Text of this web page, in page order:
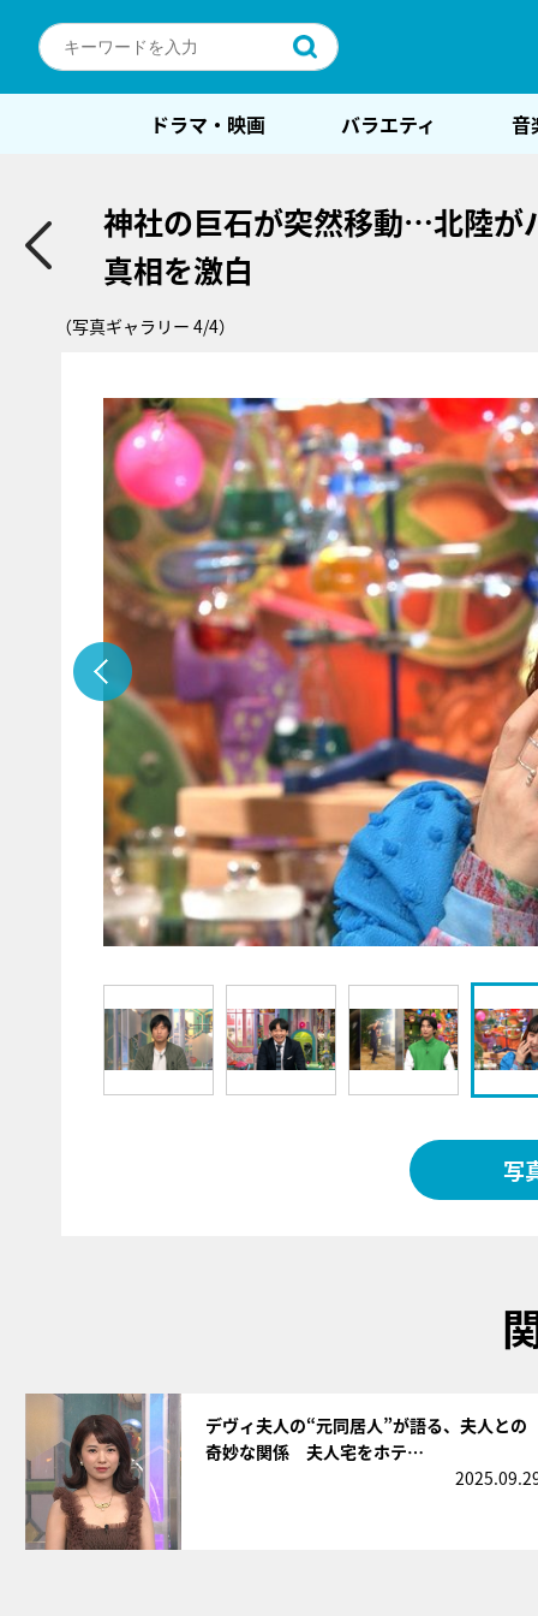
ドラマ・映画 バラエティ 音
神社の巨石が突然移動…北陸が
真相を激白
（写真ギャラリー 4/4）
写
デヴィ夫人の“元同居人”が語る、夫人との
奇妙な関係 夫人宅をホテ…